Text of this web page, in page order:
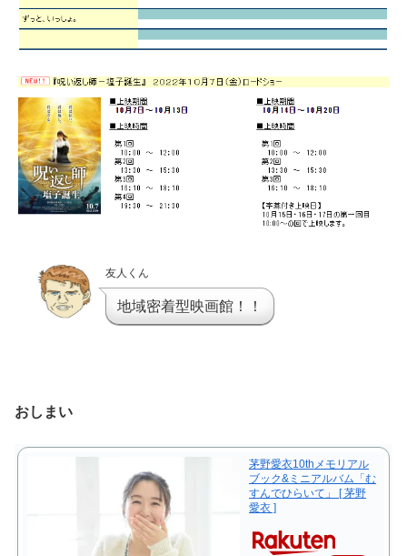
友人くん
地域密着型映画館！！
おしまい
茅野愛衣10thメモリアル
ブック&ミニアルバム「む
すんでひらいて」 [ 茅野
愛衣 ]